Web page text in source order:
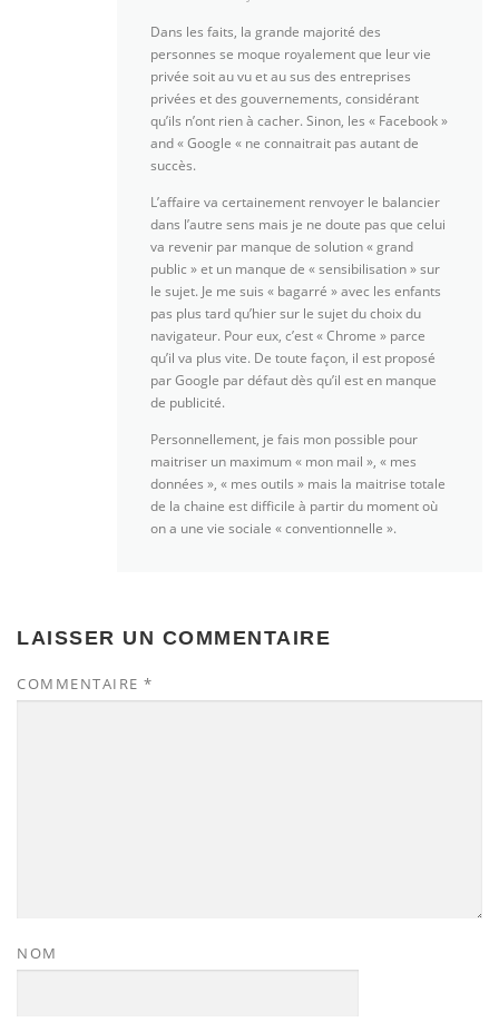
Dans les faits, la grande majorité des
personnes se moque royalement que leur vie
privée soit au vu et au sus des entreprises
privées et des gouvernements, considérant
qu’ils n’ont rien à cacher. Sinon, les « Facebook »
and « Google « ne connaitrait pas autant de
succès.
L’affaire va certainement renvoyer le balancier
dans l’autre sens mais je ne doute pas que celui
va revenir par manque de solution « grand
public » et un manque de « sensibilisation » sur
le sujet. Je me suis « bagarré » avec les enfants
pas plus tard qu’hier sur le sujet du choix du
navigateur. Pour eux, c’est « Chrome » parce
qu’il va plus vite. De toute façon, il est proposé
par Google par défaut dès qu’il est en manque
de publicité.
Personnellement, je fais mon possible pour
maitriser un maximum « mon mail », « mes
données », « mes outils » mais la maitrise totale
de la chaine est difficile à partir du moment où
on a une vie sociale « conventionnelle ».
LAISSER UN COMMENTAIRE
COMMENTAIRE *
NOM